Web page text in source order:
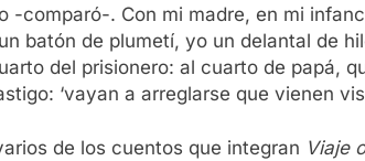
-comparó-. Con mi madre, en mi
batón de plumetí, yo un delantal de
del prisionero: al cuarto de papá,
‘vayan a arreglarse que vienen
de los cuentos que integran Viaje